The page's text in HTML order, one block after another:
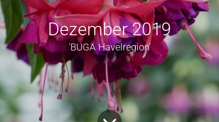
Dezember 2019
'BUGA Havelregion'